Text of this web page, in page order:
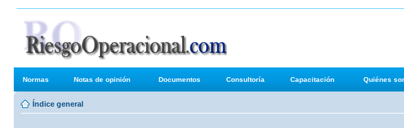
Normas Notas de opinión Documentos Consultoría Capacitación Quiénes
Índice general